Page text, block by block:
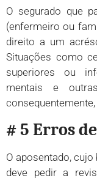
O segurado que
(enfermeiro ou
direito a um
Situações como
superiores ou
mentais e
# 5 Erros
O aposentado,
deve pedir a